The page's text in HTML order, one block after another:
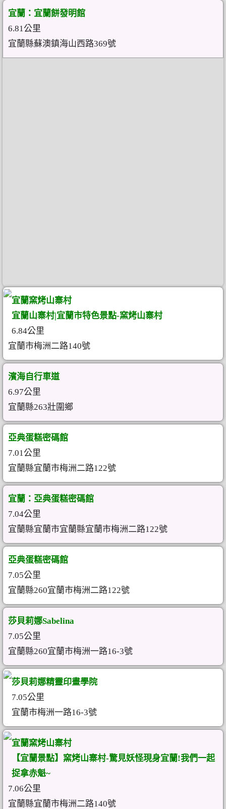
宜蘭：宜蘭餅發明館
6.81公里
宜蘭縣蘇澳鎮海山西路369號
宜蘭窯烤山寨村
宜蘭山寨村|宜蘭市特色景點-窯烤山寨村
6.84公里
宜蘭市梅洲二路140號
濱海自行車道
6.97公里
宜蘭縣263壯圍鄉
亞典蛋糕密碼館
7.01公里
宜蘭縣宜蘭市梅洲二路122號
宜蘭：亞典蛋糕密碼館
7.04公里
宜蘭縣宜蘭市宜蘭縣宜蘭市梅洲二路122號
亞典蛋糕密碼館
7.05公里
宜蘭縣260宜蘭市梅洲二路122號
莎貝莉娜Sabelina
7.05公里
宜蘭縣260宜蘭市梅洲一路16-3號
莎貝莉娜精靈印畫學院
7.05公里
宜蘭市梅洲一路16-3號
宜蘭窯烤山寨村
【宜蘭景點】窯烤山寨村-驚見妖怪現身宜蘭!我們一起
捉拿赤魁~
7.06公里
宜蘭縣宜蘭市梅洲二路140號